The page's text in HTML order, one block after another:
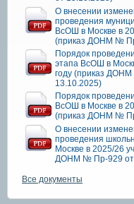
О внесении
проведения
ВсОШ в Москве в
(приказ ДОНМ №
Порядок
этапа ВсОШ в
году (приказ
13.10.2025)
Порядок
ВсОШ в Москве в
(приказ ДОНМ №
О внесении
проведения
Москве в 2025/26
ДОНМ № Пр-929 от
Все документы